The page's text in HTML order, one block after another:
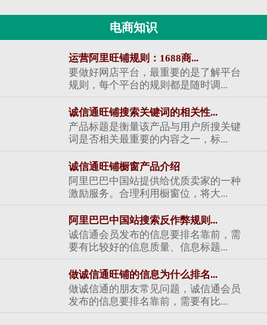
电商知识
运营阿里旺铺规则：1688商...
要做好网店平台，最重要的是了解平台
规则，每个平台的规则都是随时调...
诚信通旺铺搜索关键词的相关性...
产品标题是衡量该产品与用户所搜关键
词是否相关最重要的内容之一，标...
诚信通旺铺橱窗产品介绍
阿里巴巴中国站提供给优质卖家的一种
激励服务。合理利用橱窗位，将大...
阿里巴巴中国站搜索反作弊规则...
诚信通会员发布的信息要排名靠前，需
要有比较好的信息质量、信息标题...
做诚信通旺铺的信息为什么排名...
做诚信通的朋友常见问题，诚信通会员
发布的信息要排名靠前，需要有比...